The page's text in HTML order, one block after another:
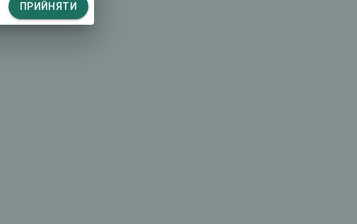
ПРИЙНЯТИ